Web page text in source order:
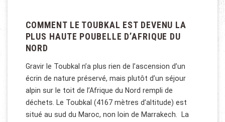
COMMENT LE TOUBKAL EST DEVENU LA
PLUS HAUTE POUBELLE D’AFRIQUE DU
NORD
Gravir le Toubkal n’a plus rien de l’ascension d’un
écrin de nature préservé, mais plutôt d’un séjour
alpin sur le toit de l’Afrique du Nord rempli de
déchets. Le Toubkal (4167 mètres d’altitude) est
situé au sud du Maroc, non loin de Marrakech. La